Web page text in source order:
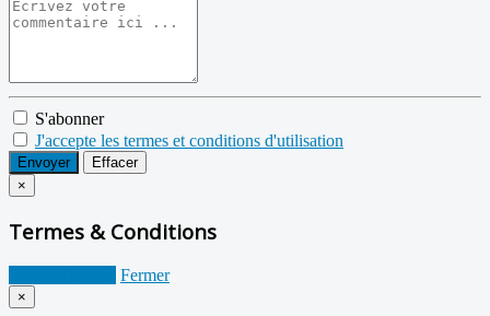
S'abonner
J'accepte les termes et conditions d'utilisation
Envoyer
Effacer
×
Termes & Conditions
Fermer
×